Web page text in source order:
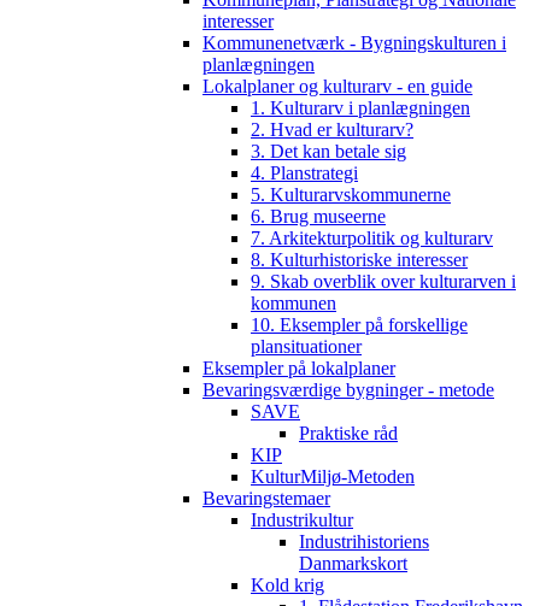
interesser
Kommunenetværk - Bygningskulturen i
planlægningen
Lokalplaner og kulturarv - en guide
1. Kulturarv i planlægningen
2. Hvad er kulturarv?
3. Det kan betale sig
4. Planstrategi
5. Kulturarvskommunerne
6. Brug museerne
7. Arkitekturpolitik og kulturarv
8. Kulturhistoriske interesser
9. Skab overblik over kulturarven i
kommunen
10. Eksempler på forskellige
plansituationer
Eksempler på lokalplaner
Bevaringsværdige bygninger - metode
SAVE
Praktiske råd
KIP
KulturMiljø-Metoden
Bevaringstemaer
Industrikultur
Industrihistoriens
Danmarkskort
Kold krig